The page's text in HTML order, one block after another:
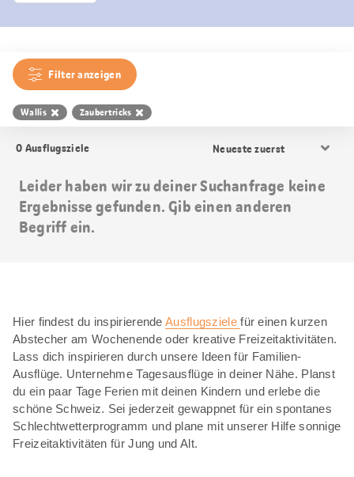
Filter anzeigen
Wallis Zaubertricks
0 Ausflugsziele
Sortierung
Leider haben wir zu deiner Suchanfrage keine
Ergebnisse gefunden. Gib einen anderen
Begriff ein.
Hier findest du inspirierendeAusflugszielefür einen kurzen
Abstecher am Wochenende oder kreative Freizeitaktivitäten.
Lass dich inspirieren durch unsere Ideen für Familien-
Ausflüge. Unternehme Tagesausflüge in deiner Nähe. Planst
du ein paar Tage Ferien mit deinen Kindern und erlebe die
schöne Schweiz. Sei jederzeit gewappnet für ein spontanes
Schlechtwetterprogramm und plane mit unserer Hilfe sonnige
Freizeitaktivitäten für Jung und Alt.